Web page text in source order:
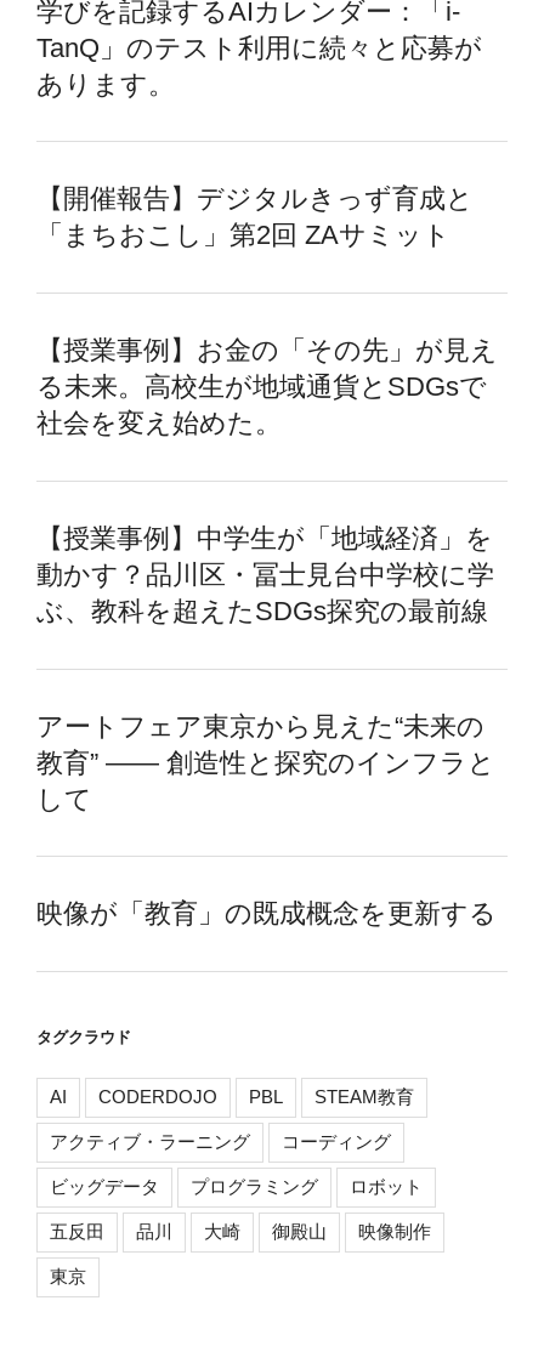
学びを記録するAIカレンダー：「i-
TanQ」のテスト利用に続々と応募が
あります。
【開催報告】デジタルきっず育成と
「まちおこし」第2回 ZAサミット
【授業事例】お金の「その先」が見え
る未来。高校生が地域通貨とSDGsで
社会を変え始めた。
【授業事例】中学生が「地域経済」を
動かす？品川区・冨士見台中学校に学
ぶ、教科を超えたSDGs探究の最前線
アートフェア東京から見えた“未来の
教育” —— 創造性と探究のインフラと
して
映像が「教育」の既成概念を更新する
タグクラウド
AI CODERDOJO PBL STEAM教育
アクティブ・ラーニング コーディング
ビッグデータ プログラミング ロボット
五反田 品川 大崎 御殿山 映像制作
東京